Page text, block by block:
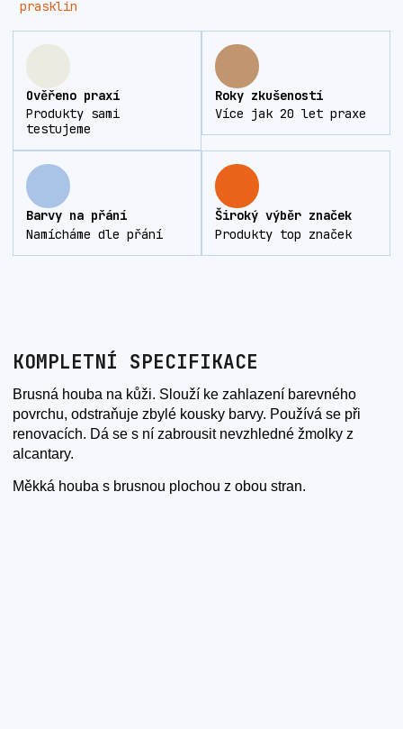
Ověřeno praxí
Produkty sami
testujeme
Roky zkušeností
Více jak 20 let praxe
Barvy na přání
Namícháme dle přání
Široký výběr značek
Produkty top značek
KOMPLETNÍ SPECIFIKACE
Brusná houba na kůži. Slouží ke zahlazení barevného
povrchu, odstraňuje zbylé kousky barvy. Používá se při
renovacích. Dá se s ní zabrousit nevzhledné žmolky z
alcantary.
Měkká houba s brusnou plochou z obou stran.